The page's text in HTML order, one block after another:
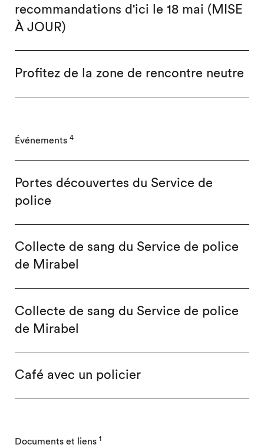
recommandations d'ici le 18 mai (MISE
À JOUR)
Profitez de la zone de rencontre neutre
Événements 4
Portes découvertes du Service de
police
Collecte de sang du Service de police
de Mirabel
Collecte de sang du Service de police
de Mirabel
Café avec un policier
Documents et liens 1